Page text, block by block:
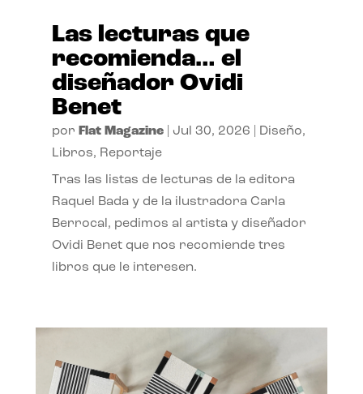
Las lecturas que
recomienda… el
diseñador Ovidi
Benet
por Flat Magazine| Jul 30, 2026 Diseño,
Libros, Reportaje
Tras las listas de lecturas de la editora
Raquel Bada y de la ilustradora Carla
Berrocal, pedimos al artista y diseñador
Ovidi Benet que nos recomiende tres
libros que le interesen.